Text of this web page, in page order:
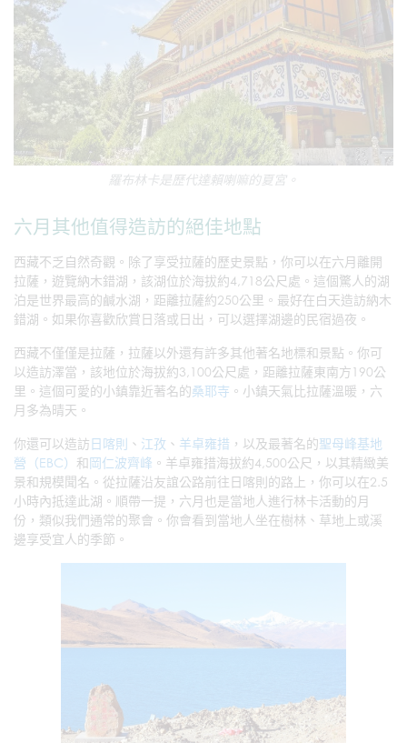
羅布林卡是歷代達賴喇嘛的夏宮。
六月其他值得造訪的絕佳地點
西藏不乏自然奇觀。除了享受拉薩的歷史景點，你可以在六月離開
拉薩，遊覽納木錯湖，該湖位於海拔約4,718公尺處。這個驚人的湖
泊是世界最高的鹹水湖，距離拉薩約250公里。最好在白天造訪納木
錯湖。如果你喜歡欣賞日落或日出，可以選擇湖邊的民宿過夜。
西藏不僅僅是拉薩，拉薩以外還有許多其他著名地標和景點。你可
以造訪澤當，該地位於海拔約3,100公尺處，距離拉薩東南方190公
里。這個可愛的小鎮靠近著名的桑耶寺 。小鎮天氣比拉薩溫暖，六
月多為晴天。
你還可以造訪日喀則 、 江孜 、 羊卓雍措 ，以及最著名的聖母峰基地
營（EBC） 和岡仁波齊峰 。羊卓雍措海拔約4,500公尺，以其精緻美
景和規模聞名。從拉薩沿友誼公路前往日喀則的路上，你可以在2.5
小時內抵達此湖。順帶一提，六月也是當地人進行林卡活動的月
份，類似我們通常的聚會。你會看到當地人坐在樹林、草地上或溪
邊享受宜人的季節。